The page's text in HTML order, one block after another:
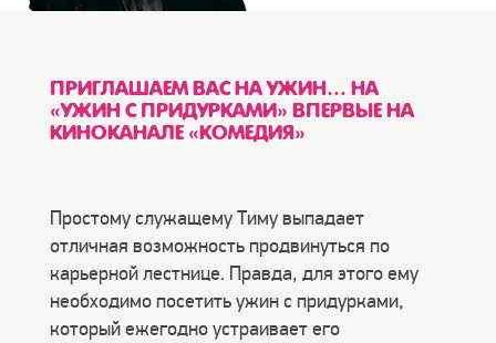
ПРИГЛАШАЕМ ВАС НА УЖИН… НА
«УЖИН С ПРИДУРКАМИ» ВПЕРВЫЕ НА
КИНОКАНАЛЕ «КОМЕДИЯ»
Простому служащему Тиму выпадает
отличная возможность продвинуться по
карьерной лестнице. Правда, для этого ему
необходимо посетить ужин с придурками,
который ежегодно устраивает его